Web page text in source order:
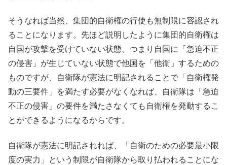
そうなれば当然、集団的自衛権の行使も無制限に容認され
ることになります。先ほど説明したように集団的自衛権は
自国が攻撃を受けていない状態、つまり自国に「急迫不正
の侵害」が生じていない状態で他国を「他衛」するための
ものですが、自衛隊が憲法に明記されることで「自衛権発
動の三要件」を満たす必要がなくなれば、自衛隊は「急迫
不正の侵害」の要件を満たさなくても自衛権を発動するこ
とができるようになるからです。
自衛隊が憲法に明記されれば、「自衛のための必要最小限
度の実力」という制限が自衛隊から取り払われることにな